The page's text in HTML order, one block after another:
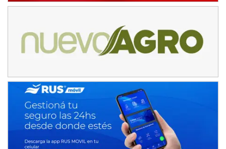
Avellaneda (Santa Fe)
SUR SANTAFESINO - F4
TUCUMANO - F5
Juan Navarro (Asfalto)
El Timbó (Tucumán)